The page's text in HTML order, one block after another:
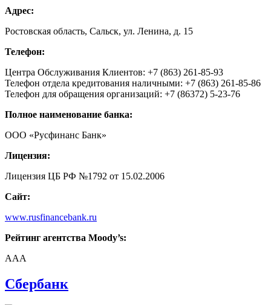
Адрес:
Ростовская область, Сальск, ул. Ленина, д. 15
Телефон:
Центра Обслуживания Клиентов: +7 (863) 261-85-93
Телефон отдела кредитования наличными: +7 (863) 261-85-86
Телефон для обращения организаций: +7 (86372) 5-23-76
Полное наименование банка:
ООО «Русфинанс Банк»
Лицензия:
Лицензия ЦБ РФ №1792 от 15.02.2006
Сайт:
www.rusfinancebank.ru
Рейтинг агентства Moody’s:
AAA
Сбербанк